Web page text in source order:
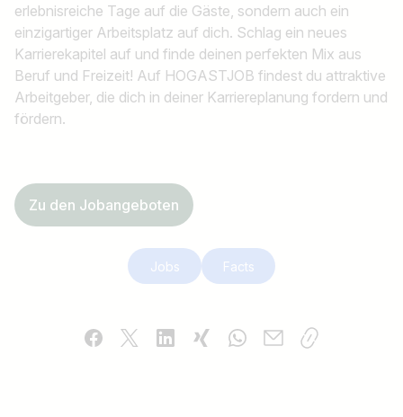
erlebnisreiche Tage auf die Gäste, sondern auch ein
einzigartiger Arbeitsplatz auf dich. Schlag ein neues
Karrierekapitel auf und finde deinen perfekten Mix aus
Beruf und Freizeit! Auf HOGASTJOB findest du attraktive
Arbeitgeber, die dich in deiner Karriereplanung fordern und
fördern.
Zu den Jobangeboten
Jobs Facts